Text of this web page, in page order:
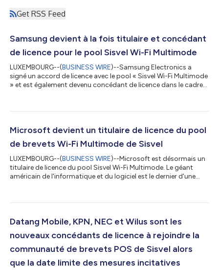
Get RSS Feed
Samsung devient à la fois titulaire et concédant
de licence pour le pool Sisvel Wi-Fi Multimode
LUXEMBOURG--(BUSINESS WIRE)--Samsung Electronics a
signé un accord de licence avec le pool « Sisvel Wi-Fi Multimode
» et est également devenu concédant de licence dans le cadre
smartphones au monde et leader dans de nombreuses autres
le statut du pool Sisvel Wi-Fi Multimode en tant que fournisseur
Microsoft devient un titulaire de licence du pool
de brevets Wi-Fi Multimode de Sisvel
LUXEMBOURG--(BUSINESS WIRE)--Microsoft est désormais un
titulaire de licence du pool Sisvel Wi-Fi Multimode. Le géant
américain de l'informatique et du logiciel est le dernier d'une
programme. Ce faisant, il rejoint ASUS, Hewlett Packard
Panasonic, Philips et ZTE qui sont également des concédants
de licences du pool aux côtés d...
Datang Mobile, KPN, NEC et Wilus sont les
nouveaux concédants de licence à rejoindre la
communauté de brevets POS de Sisvel alors
que la date limite des mesures incitatives